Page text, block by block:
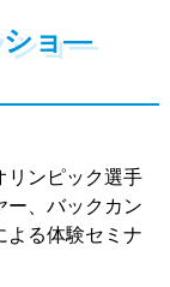
ショ―
リンピック選手
ー、バックカン
よる体験セミナ